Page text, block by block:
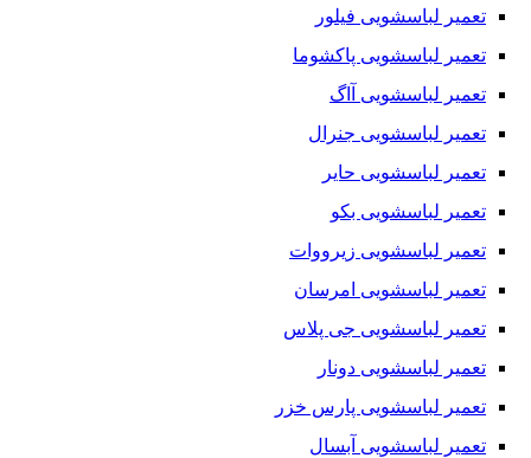
تعمیر لباسشویی فیلور
تعمیر لباسشویی پاکشوما
تعمیر لباسشویی آاگ
تعمیر لباسشویی جنرال
تعمیر لباسشویی حایر
تعمیر لباسشویی بکو
تعمیر لباسشویی زیرووات
تعمیر لباسشویی امرسان
تعمیر لباسشویی جی پلاس
تعمیر لباسشویی دونار
تعمیر لباسشویی پارس خزر
تعمیر لباسشویی آبسال